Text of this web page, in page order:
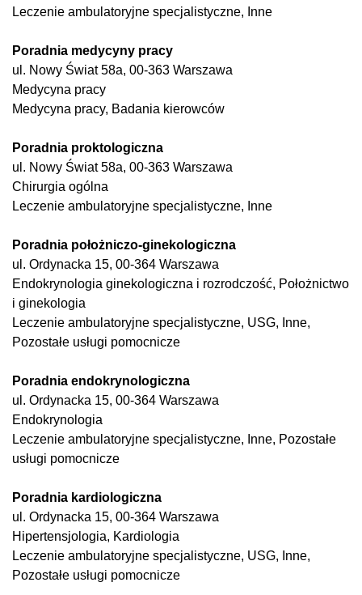
Leczenie ambulatoryjne specjalistyczne, Inne
Poradnia medycyny pracy
ul. Nowy Świat 58a, 00-363 Warszawa
Medycyna pracy
Medycyna pracy, Badania kierowców
Poradnia proktologiczna
ul. Nowy Świat 58a, 00-363 Warszawa
Chirurgia ogólna
Leczenie ambulatoryjne specjalistyczne, Inne
Poradnia położniczo-ginekologiczna
ul. Ordynacka 15, 00-364 Warszawa
Endokrynologia ginekologiczna i rozrodczość, Położnictwo
i ginekologia
Leczenie ambulatoryjne specjalistyczne, USG, Inne,
Pozostałe usługi pomocnicze
Poradnia endokrynologiczna
ul. Ordynacka 15, 00-364 Warszawa
Endokrynologia
Leczenie ambulatoryjne specjalistyczne, Inne, Pozostałe
usługi pomocnicze
Poradnia kardiologiczna
ul. Ordynacka 15, 00-364 Warszawa
Hipertensjologia, Kardiologia
Leczenie ambulatoryjne specjalistyczne, USG, Inne,
Pozostałe usługi pomocnicze